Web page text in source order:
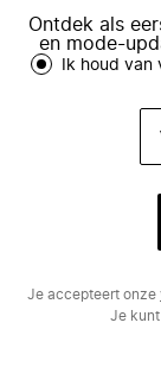
Ontdek als
en mode-
Ik houd van
Je accepteert onze
Je